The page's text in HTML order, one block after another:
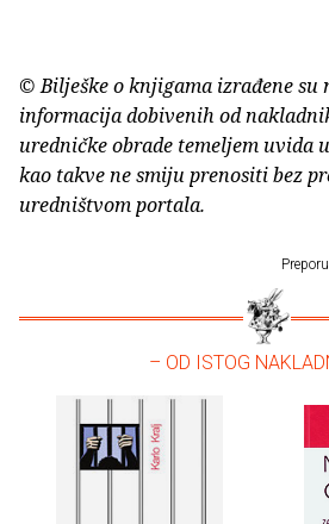
© Bilješke o knjigama izrađene su
informacija dobivenih od
uredničke obrade temeljem uvida
kao takve ne smiju prenositi bez
uredništvom portala.
– OD ISTOG